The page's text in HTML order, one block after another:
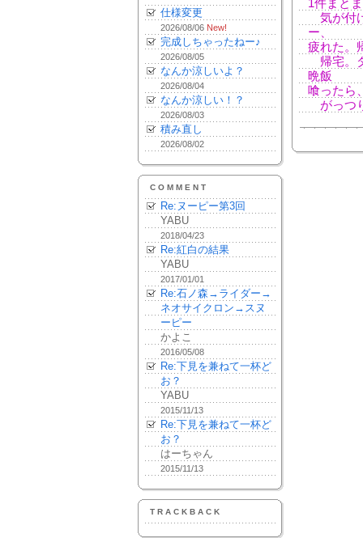
仕様変更
2026/08/06 New!
完成しちゃったねー♪
2026/08/05
なんか涼しいよ？
2026/08/04
なんか涼しい！？
2026/08/03
積み直し
2026/08/02
COMMENT
Re:ヌーピー第3回
YABU
2018/04/23
Re:紅白の結果
YABU
2017/01/01
Re:石ノ森→ライダー→
ネオサイクロン→スヌ
ーピー
かよこ
2016/05/08
Re:下見を兼ねて一杯ど
お？
YABU
2015/11/13
Re:下見を兼ねて一杯ど
お？
はーちゃん
2015/11/13
TRACKBACK
1件まと
気が付
ー、
疲れた。
帰宅。
晩飯
喰ったら
がっつ